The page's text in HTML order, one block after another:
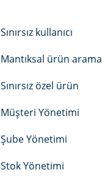
Sınırsız kullanıcı
Mantıksal ürün arama
Sınırsız özel ürün
Müşteri Yönetimi
Şube Yönetimi
Stok Yönetimi